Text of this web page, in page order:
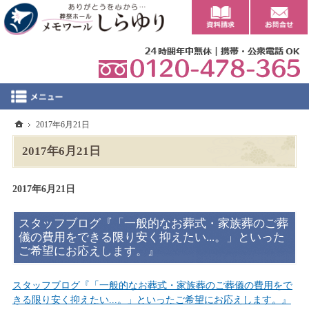
2017年6月21日
2017年6月21日
スタッフブログ『「一般的なお葬式・家族葬のご葬
儀の費用をできる限り安く抑えたい...。」といった
ご希望にお応えします。』
スタッフブログ『「一般的なお葬式・家族葬のご葬儀の費用をで
きる限り安く抑えたい...。」といったご希望にお応えします。』
ホーム
2017年6月21日